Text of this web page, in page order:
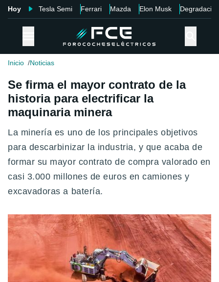
Hoy Tesla Semi Ferrari Mazda Elon Musk Degradación
Inicio Noticias
Se firma el mayor contrato de la
historia para electrificar la
maquinaria minera
La minería es uno de los principales objetivos
para descarbinizar la industria, y que acaba de
formar su mayor contrato de compra valorado en
casi 3.000 millones de euros en camiones y
excavadoras a batería.